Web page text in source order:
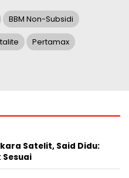
BBM Non-Subsidi
Pertamax
Satelit, Said Didu: